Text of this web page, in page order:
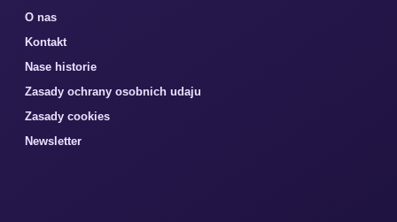
O nas
Kontakt
Nase historie
Zasady ochrany osobnich udaju
Zasady cookies
Newsletter